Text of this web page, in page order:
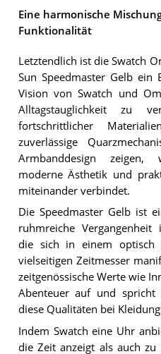
Eine harmonische
Funktionalität
Letztendlich ist die Swatch
Sun Speedmaster Gelb ein
Vision von Swatch und
Alltagstauglichkeit zu
fortschrittlicher
zuverlässige
Armbanddesign zeigen,
moderne Ästhetik und
miteinander verbindet.
Die Speedmaster Gelb ist
ruhmreiche
die sich in einem optisch
vielseitigen Zeitmesser
zeitgenössische Werte wie
Abenteuer auf und
diese Qualitäten bei
Indem Swatch eine Uhr
die Zeit anzeigt als auch